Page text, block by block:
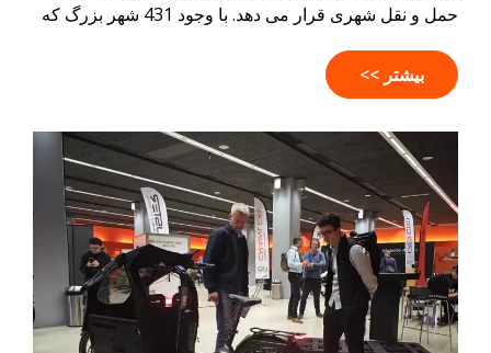
حمل و نقل شهری قرار می دهد. با وجود 431 شهر بزرگ که
دوچرخه‌های باری تجاری برای پشتیبانی از لجستیک و خدمات
دهنده یک تحول بلندمدت در نحوه جابجایی مردم و کالاها در
شهرهای اروپایی است.
بیشتر >>